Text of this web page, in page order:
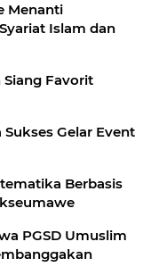
Menanti
Islam dan
Favorit
Gelar Event
Berbasis
PGSD Umuslim